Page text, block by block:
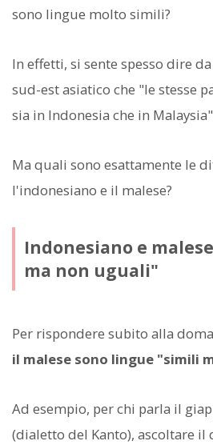
sono lingue molto simili?
In effetti, si sente spesso dire
sud-est asiatico che "le stesse
sia in Indonesia che in
Ma quali sono esattamente le
l'indonesiano e il malese?
Indonesiano e
ma non uguali"
Per rispondere subito alla
il malese sono lingue "simili
Ad esempio, per chi parla il
(dialetto del Kanto), ascoltare il